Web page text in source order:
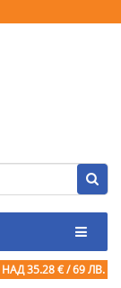
НАД 35.28 € / 69 ЛВ.